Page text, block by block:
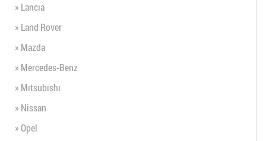
» Lancıa
» Land Rover
» Mazda
» Mercedes-Benz
» Mıtsubıshı
» Nissan
» Opel